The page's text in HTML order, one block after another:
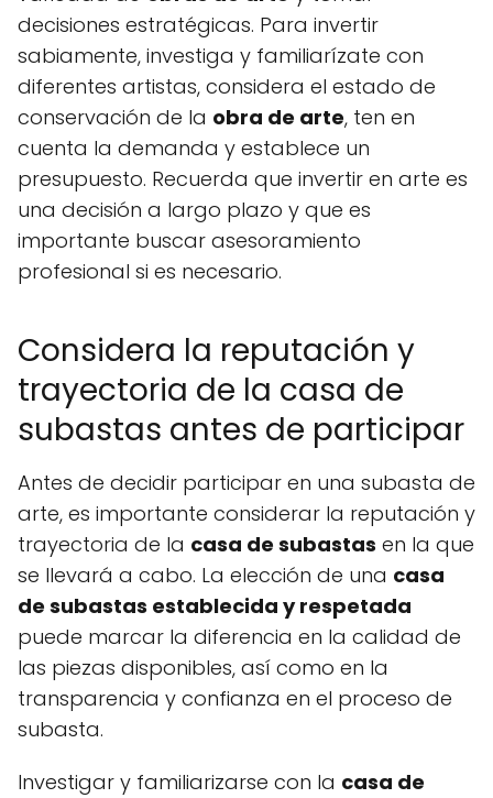
decisiones estratégicas. Para invertir
sabiamente, investiga y familiarízate con
diferentes artistas, considera el estado de
conservación de la obra de arte, ten en
cuenta la demanda y establece un
presupuesto. Recuerda que invertir en arte es
una decisión a largo plazo y que es
importante buscar asesoramiento
profesional si es necesario.
Considera la reputación y
trayectoria de la casa de
subastas antes de participar
Antes de decidir participar en una subasta de
arte, es importante considerar la reputación y
trayectoria de la casa de subastas en la que
se llevará a cabo. La elección de una casa
de subastas establecida y respetada
puede marcar la diferencia en la calidad de
las piezas disponibles, así como en la
transparencia y confianza en el proceso de
subasta.
Investigar y familiarizarse con la casa de